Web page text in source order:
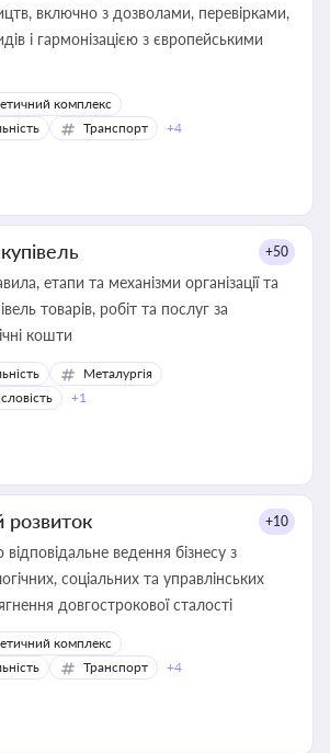
включно з дозволами, перевірками,
і гармонізацією з європейськими
комплекс
Транспорт +4
+50
етапи та механізми організації та
товарів, робіт та послуг за
кошти
Металургія
+1
розвиток +10
відповідальне ведення бізнесу з
соціальних та управлінських
довгострокової сталості
комплекс
Транспорт +4